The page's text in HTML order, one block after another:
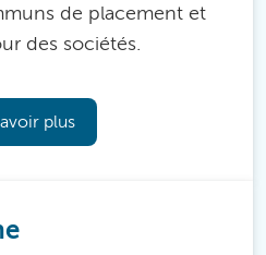
de placement et
des sociétés.
plus